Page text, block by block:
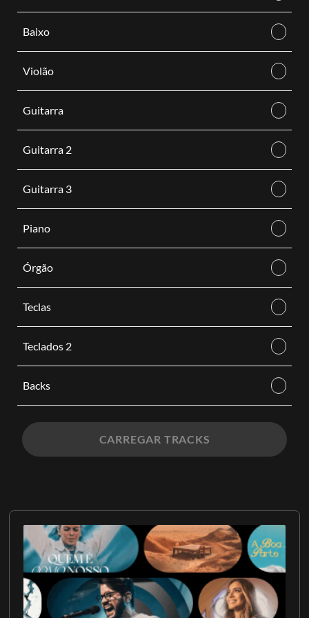
Baixo
Violão
Guitarra
Guitarra 2
Guitarra 3
Piano
Órgão
Teclas
Teclados 2
Backs
CARREGAR TRACKS